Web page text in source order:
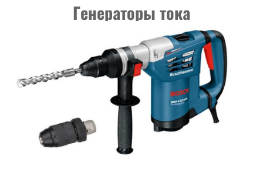
Генераторы тока